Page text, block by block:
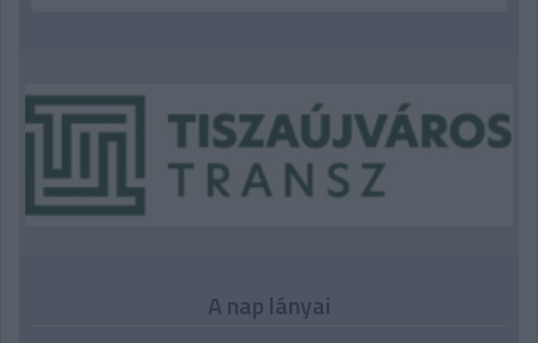
A nap lányai